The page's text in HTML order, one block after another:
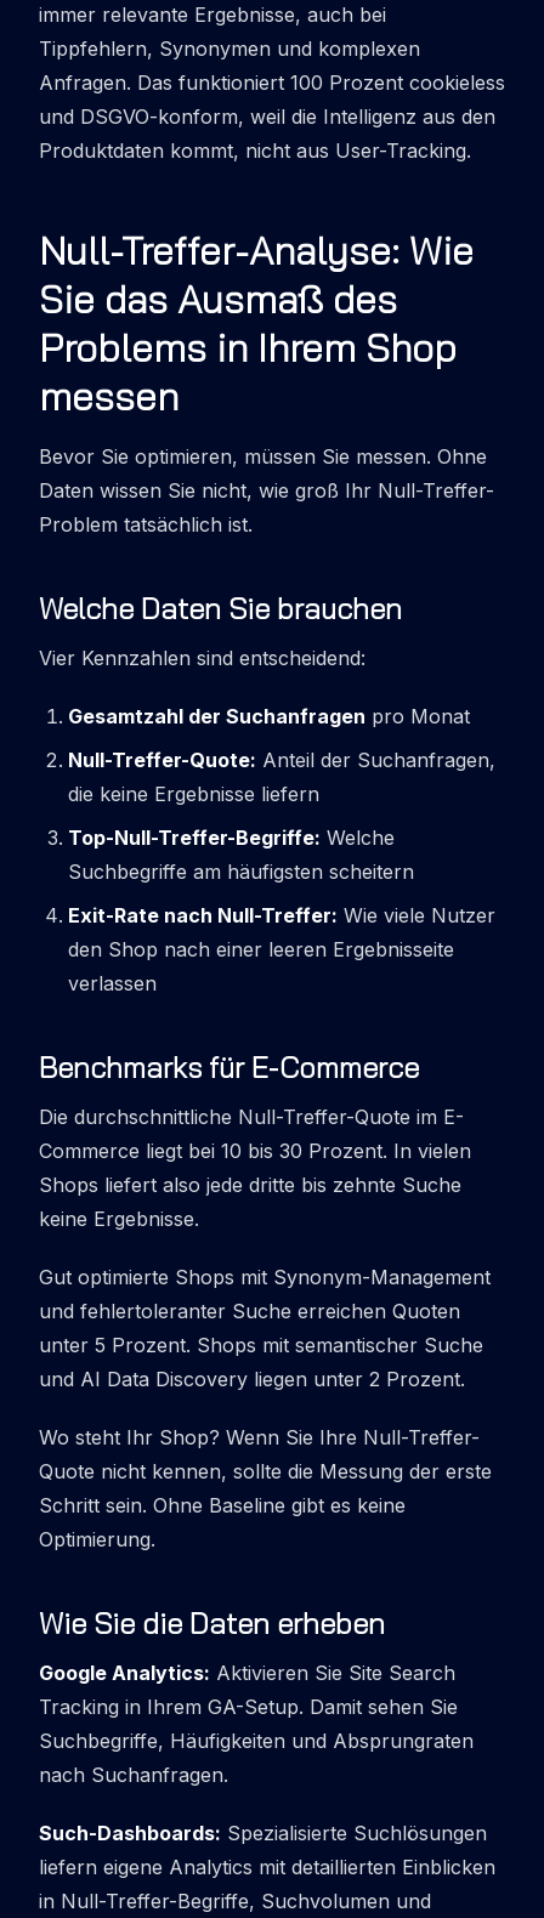
immer relevante Ergebnisse, auch bei
Tippfehlern, Synonymen und komplexen
Anfragen. Das funktioniert 100 Prozent cookieless
und DSGVO-konform, weil die Intelligenz aus den
Produktdaten kommt, nicht aus User-Tracking.
Null-Treffer-Analyse: Wie
Sie das Ausmaß des
Problems in Ihrem Shop
messen
Bevor Sie optimieren, müssen Sie messen. Ohne
Daten wissen Sie nicht, wie groß Ihr Null-Treffer-
Problem tatsächlich ist.
Welche Daten Sie brauchen
Vier Kennzahlen sind entscheidend:
Gesamtzahl der Suchanfragen pro Monat
Null-Treffer-Quote: Anteil der Suchanfragen,
die keine Ergebnisse liefern
Top-Null-Treffer-Begriffe: Welche
Suchbegriffe am häufigsten scheitern
Exit-Rate nach Null-Treffer: Wie viele Nutzer
den Shop nach einer leeren Ergebnisseite
verlassen
Benchmarks für E-Commerce
Die durchschnittliche Null-Treffer-Quote im E-
Commerce liegt bei 10 bis 30 Prozent. In vielen
Shops liefert also jede dritte bis zehnte Suche
keine Ergebnisse.
Gut optimierte Shops mit Synonym-Management
und fehlertoleranter Suche erreichen Quoten
unter 5 Prozent. Shops mit semantischer Suche
und AI Data Discovery liegen unter 2 Prozent.
Wo steht Ihr Shop? Wenn Sie Ihre Null-Treffer-
Quote nicht kennen, sollte die Messung der erste
Schritt sein. Ohne Baseline gibt es keine
Optimierung.
Wie Sie die Daten erheben
Google Analytics: Aktivieren Sie Site Search
Tracking in Ihrem GA-Setup. Damit sehen Sie
Suchbegriffe, Häufigkeiten und Absprungraten
nach Suchanfragen.
Such-Dashboards: Spezialisierte Suchlösungen
liefern eigene Analytics mit detaillierten Einblicken
in Null-Treffer-Begriffe, Suchvolumen und